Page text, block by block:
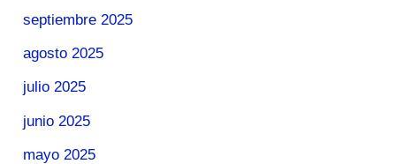
septiembre 2025
agosto 2025
julio 2025
junio 2025
mayo 2025